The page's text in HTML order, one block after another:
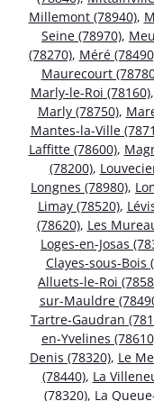
Millemont (78940),
Seine (78970),
(78270), Méré
Maurecourt
Marly-le-Roi (78160),
Marly (78750),
Mantes-la-Ville
Laffitte (78600),
(78200),
Longnes (78980),
Limay (78520),
(78620), Les
Loges-en-Josas
Clayes-sous-Bois
Alluets-le-Roi
sur-Mauldre
Tartre-Gaudran
en-Yvelines
Denis (78320), Le
(78440), La
(78320), La